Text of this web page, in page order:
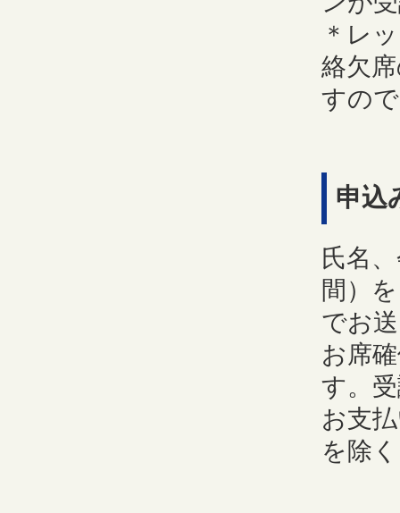
＊レ
絡欠
すの
申込
氏名
間）
でお
お席
す。
お支
を除